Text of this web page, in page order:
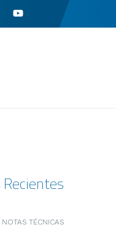
NOTAS TÉCNICAS